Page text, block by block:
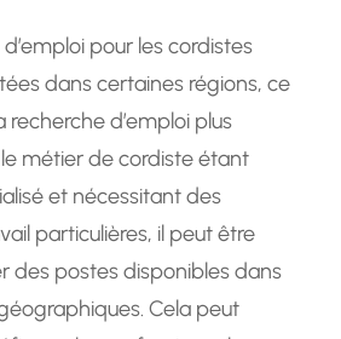
pour les cordistes
dans certaines régions, ce
recherche d’emploi plus
métier de cordiste étant
et nécessitant des
particulières, il peut être
des postes disponibles dans
Cela peut